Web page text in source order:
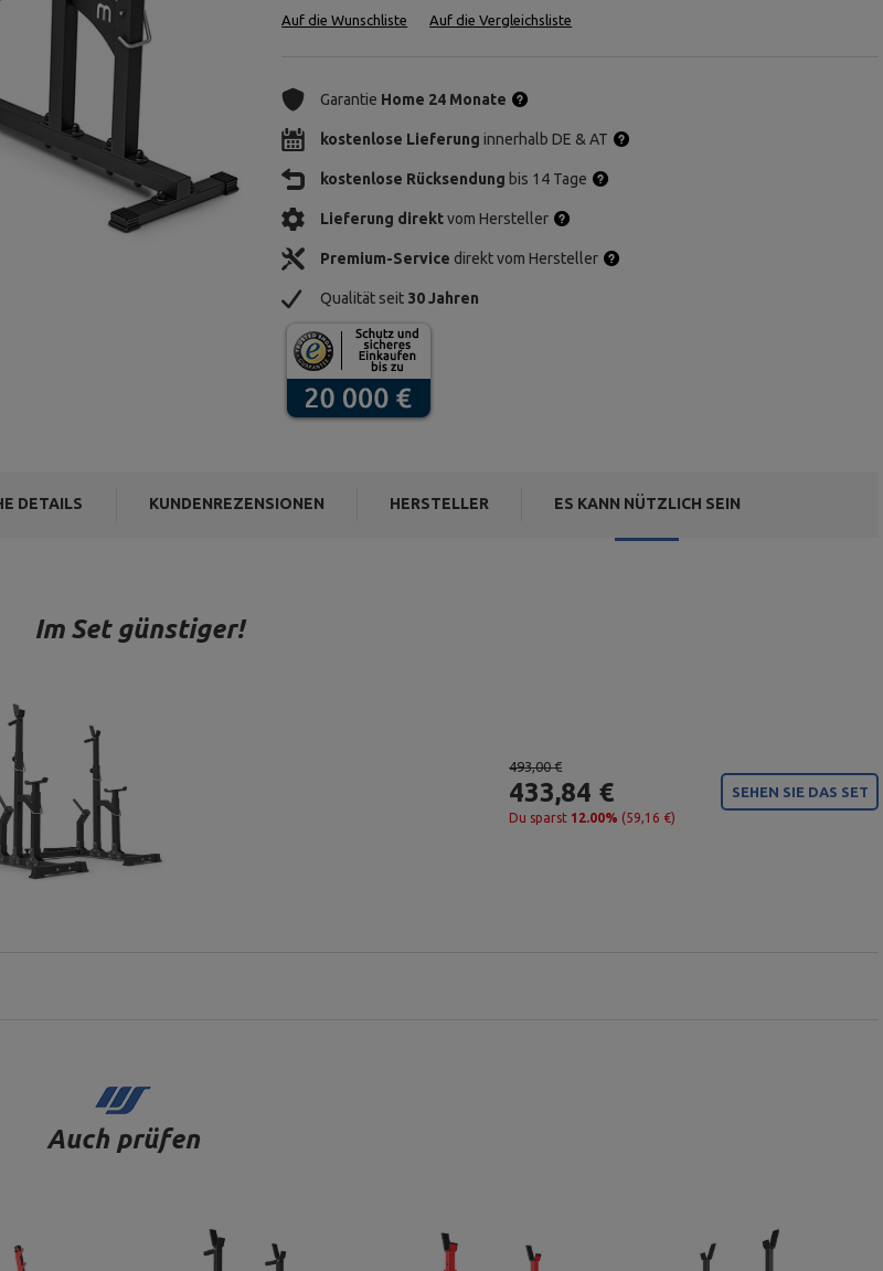
Auf die Wunschliste Auf die Vergleichsliste
Garantie Home 24 Monate
kostenlose Lieferung innerhalb DE & AT
kostenlose Rücksendung bis 14 Tage
Lieferung direktvom Hersteller
Premium-Service direkt vom Hersteller
Qualität seit 30 Jahren
DETAILS KUNDENREZENSIONEN HERSTELLER ES KANN NÜTZLICH SEIN
Im Set günstiger!
493,00 €
433,84 €
Du sparst 12.00% (59,16 €)
SEHEN SIE DAS SET
Auch prüfen